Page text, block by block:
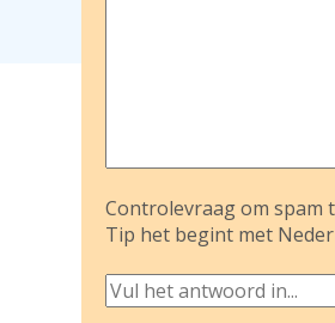
Controlevraag om spam
Tip het begint met